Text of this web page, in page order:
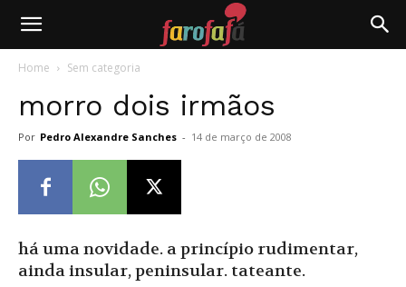
Farofafá
Home Sem categoria
morro dois irmãos
Por Pedro Alexandre Sanches - 14 de março de 2008
há uma novidade. a princípio rudimentar,
ainda insular, peninsular. tateante.